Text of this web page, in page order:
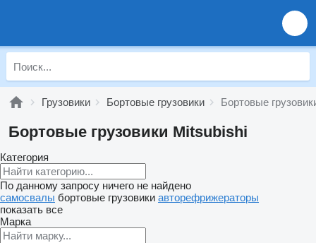
Грузовики Бортовые грузовики Бортовые
Бортовые грузовики Mitsubishi
Категория
По данному запросу ничего не найдено
самосвалы бортовые грузовики авторефрижераторы
показать все
Марка